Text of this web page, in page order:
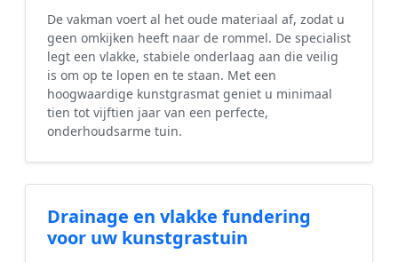
De vakman voert al het oude materiaal af, zodat u
geen omkijken heeft naar de rommel. De specialist
legt een vlakke, stabiele onderlaag aan die veilig
is om op te lopen en te staan. Met een
hoogwaardige kunstgrasmat geniet u minimaal
tien tot vijftien jaar van een perfecte,
onderhoudsarme tuin.
Drainage en vlakke fundering
voor uw kunstgrastuin